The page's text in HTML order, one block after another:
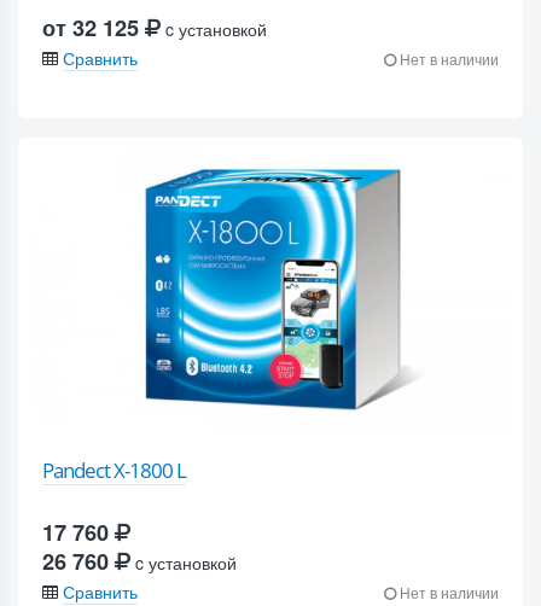
от 32 125
c установкой
Сравнить
Нет в наличии
Pandect X-1800 L
17 760
26 760
c установкой
Сравнить
Нет в наличии